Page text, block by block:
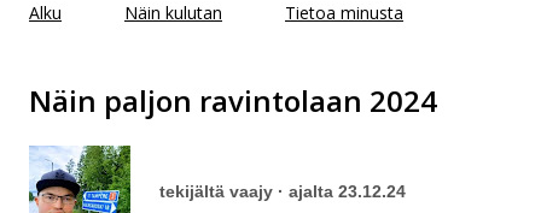
Alku Näin kulutan Tietoa minusta
Näin paljon ravintolaan 2024
tekijältä vaajy ajalta 23.12.24